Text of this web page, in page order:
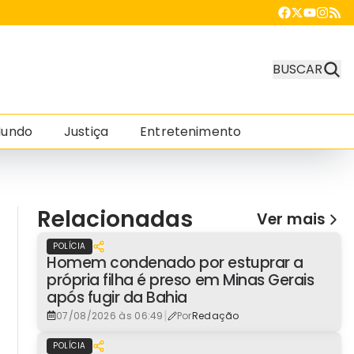
BUSCAR
Justiça Entretenimento
Relacionadas Ver mais
POLÍCIA
Homem condenado por estuprar a
própria filha é preso em Minas Gerais
após fugir da Bahia
07/08/2026 às 06:49 | PorRedação
POLÍCIA